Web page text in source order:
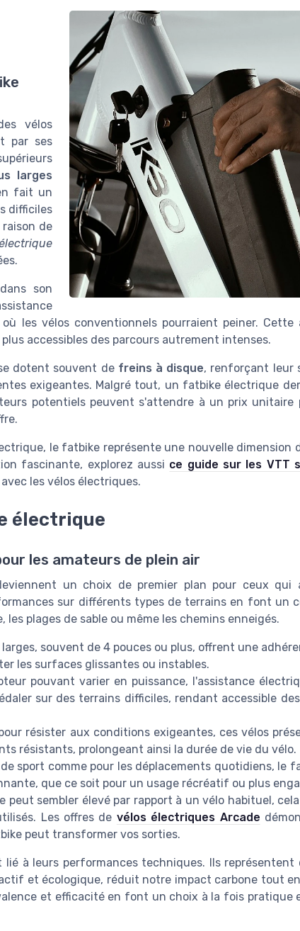
vélos
par ses
larges
fait un
difficiles
de
son
les vélos conventionnels pourraient peiner. Cette
accessibles des parcours autrement intenses.
dotent souvent de freins à disque, renforçant leur
exigeantes. Malgré tout, un fatbike électrique
potentiels peuvent s'attendre à un prix unitaire
le fatbike représente une nouvelle dimension
fascinante, explorez aussi ce guide sur les VTT
les vélos électriques.
électrique
les amateurs de plein air
un choix de premier plan pour ceux qui
sur différents types de terrains en font un
plages de sable ou même les chemins enneigés.
larges, souvent de 4 pouces ou plus, offrent une
les surfaces glissantes ou instables.
pouvant varier en puissance, l'assistance
sur des terrains difficiles, rendant accessible
résister aux conditions exigeantes, ces vélos
résistants, prolongeant ainsi la durée de vie du vélo.
sport comme pour les déplacements quotidiens, le
que ce soit pour un usage récréatif ou plus
peut sembler élevé par rapport à un vélo habituel,
Les offres de vélos électriques Arcade
peut transformer vos sorties.
lié à leurs performances techniques. Ils représentent
et écologique, réduit notre impact carbone tout
et efficacité en font un choix à la fois pratique